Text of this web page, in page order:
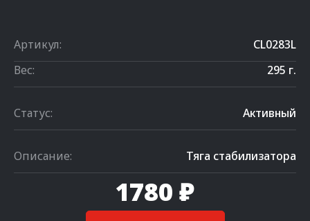
Артикул:
CL0283L
Вес:
295 г.
Статус: Активный
Описание: Тяга стабилизатора
1780 ₽